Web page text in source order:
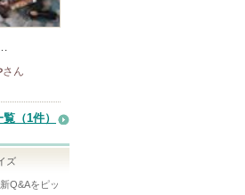
さん
（1件）
ズ
Q&Aをピッ